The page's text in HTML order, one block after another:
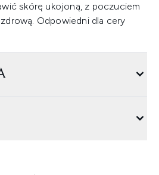
skórę ukojoną, z poczuciem
Odpowiedni dla cery